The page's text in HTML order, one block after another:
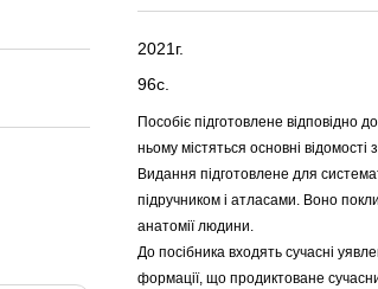
2021г.
96с.
Пособіє підготовлене відповідно
ньому містяться основні відомості
Видання підготовлене для
підручником і атласами. Воно
анатомії людини.
До посібника входять сучасні
формації, що продиктоване